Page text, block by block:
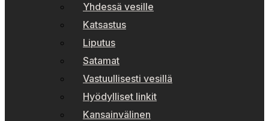
Yhdessä vesille
Katsastus
Liputus
Satamat
Vastuullisesti vesillä
Hyödylliset linkit
Kansainvälinen